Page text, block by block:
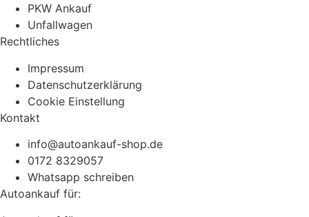
PKW Ankauf
Unfallwagen
Rechtliches
Impressum
Datenschutzerklärung
Cookie Einstellung
Kontakt
info@autoankauf-shop.de
0172 8329057
Whatsapp schreiben
Autoankauf für: